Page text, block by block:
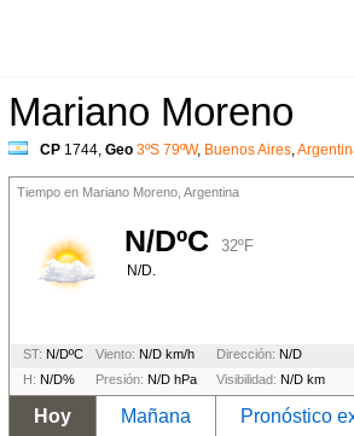
Mariano Moreno
CP 1744, Geo 3ºS 79ºW, Buenos Aires,
Tiempo en Mariano Moreno, Argentina
N/DºC 32ºF
N/D.
ST: N/DºC Viento: N/D km/h Dirección: N/D
H: N/D% Presión: N/D hPa Visibilidad: N/D km
Hoy Mañana Pronóstico